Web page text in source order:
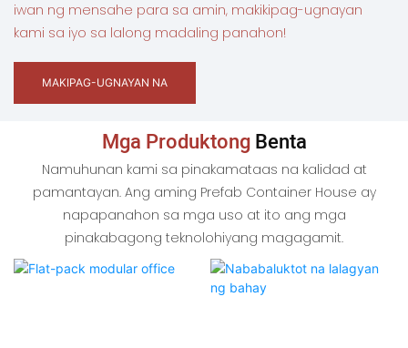
iwan ng mensahe para sa amin, makikipag-ugnayan
kami sa iyo sa lalong madaling panahon!
MAKIPAG-UGNAYAN NA
Mga ProduktongBenta
Namuhunan kami sa pinakamataas na kalidad at
pamantayan. Ang aming Prefab Container House ay
napapanahon sa mga uso at ito ang mga
pinakabagong teknolohiyang magagamit.